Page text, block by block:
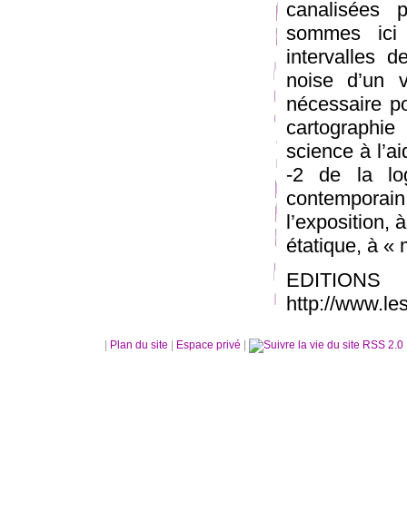
canalisées
sommes
intervalles
noise d’un
nécessaire
science à
-2 de la
l’exposition,
étatique, à «
http://
Plan du site Espace privé RSS 2.0